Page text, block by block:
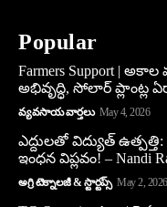
Popular
Farmers Support |
అభివృద్ధి, సోలార్ ప్లాంట్ల
వ్యవసాయ వార్తలు May 4, 2026
ఎద్దులతో విద్యుత్
ఇంధన విప్లవం! – Nandi
అగ్రి టెక్నాలజీ & స్టార్టప్స్ May 2, 2026